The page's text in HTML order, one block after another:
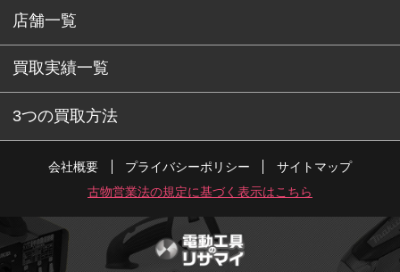
店舗一覧
買取実績一覧
3つの買取方法
会社概要 プライバシーポリシー
サイトマップ
古物営業法の規定に基づく表示はこちら